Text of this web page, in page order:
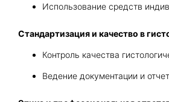
Использование средств
Стандартизация и качество в
Контроль качества
Ведение документации и